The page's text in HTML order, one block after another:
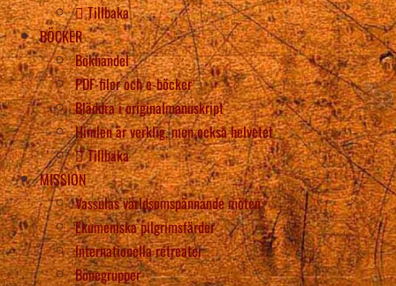
Tillbaka
BÖCKER
Bokhandel
PDF-filer och e-böcker
Bläddra i originalmanuskript
Himlen är verklig, men också helvetet
Tillbaka
MISSION
Vassulas världsomspännande möten
Ekumeniska pilgrimsfärder
Internationella retreater
Bönegrupper